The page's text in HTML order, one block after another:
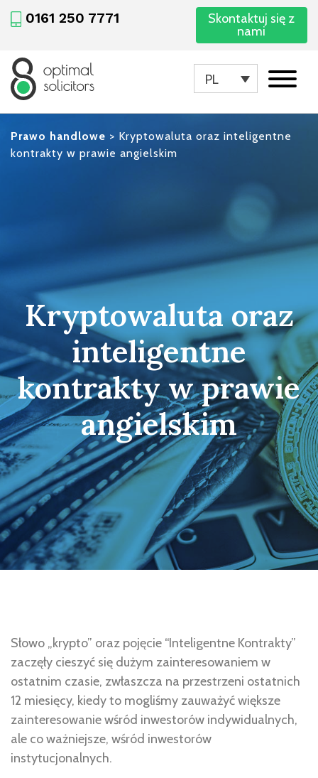
0161 250 7771
Skontaktuj się z
nami
PL
Prawo handlowe > Kryptowaluta oraz inteligentne
kontrakty w prawie angielskim
Kryptowaluta oraz
inteligentne
kontrakty w prawie
angielskim
Słowo „krypto” oraz pojęcie “Inteligentne Kontrakty”
zaczęły cieszyć się dużym zainteresowaniem w
ostatnim czasie, zwłaszcza na przestrzeni ostatnich
12 miesięcy, kiedy to mogliśmy zauważyć większe
zainteresowanie wśród inwestorów indywidualnych,
ale co ważniejsze, wśród inwestorów
instytucjonalnych.